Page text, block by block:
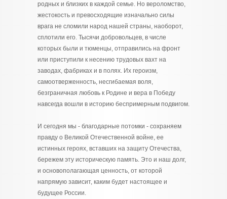
родных и близких в каждой семье. Но вероломство,
жестокость и превосходящие изначально силы
врага не сломили народ нашей страны, наоборот,
сплотили его. Тысячи добровольцев, в числе
которых были и тюменцы, отправились на фронт
или приступили к несению трудовых вахт на
заводах, фабриках и в полях. Их героизм,
самоотверженность, несгибаемая воля,
безграничная любовь к Родине и вера в Победу
навсегда вошли в историю беспримерным подвигом.
И сегодня мы - благодарные потомки - сохраняем
правду о Великой Отечественной войне, ее
истинных героях, вставших на защиту Отечества,
бережем эту историческую память. Это и наш долг,
и основополагающая ценность, от которой
напрямую зависит, каким будет настоящее и
будущее России.